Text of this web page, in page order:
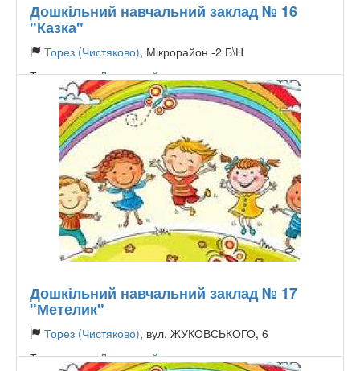
Дошкільний навчальний заклад № 16
"Казка"
Торез (Чистяково), Мікрорайон -2 Б\Н
Тип садочку:Державний
Дошкільний навчальний заклад № 17
"Метелик"
Торез (Чистяково), вул. ЖУКОВСЬКОГО, 6
Тип садочку:Державний